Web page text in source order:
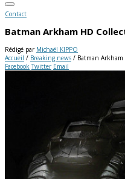
Contact
Batman Arkham HD
Rédigé par Michaël KIPPO
Accueil / Breaking news / Batman
Facebook Twitter Email